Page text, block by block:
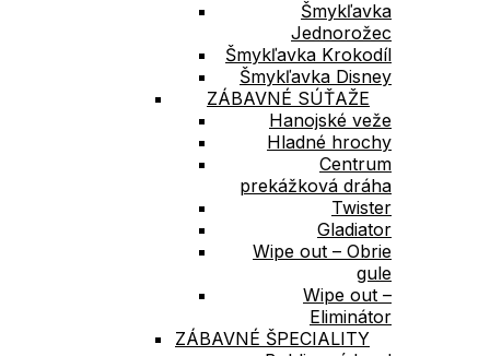
Šmykľavka
Jednorožec
Šmykľavka Krokodíl
Šmykľavka Disney
ZÁBAVNÉ SÚŤAŽE
Hanojské veže
Hladné hrochy
Centrum
prekážková dráha
Twister
Gladiator
Wipe out – Obrie
gule
Wipe out –
Eliminátor
ZÁBAVNÉ ŠPECIALITY